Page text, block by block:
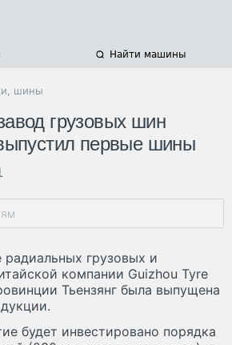
Найти машины
шины
грузовых шин
первые шины
радиальных грузовых и
компании Guizhou Tyre
Тьензянг была выпущена
будет инвестировано порядка